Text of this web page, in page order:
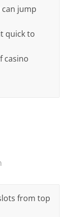
jump
quick to
casino
from top